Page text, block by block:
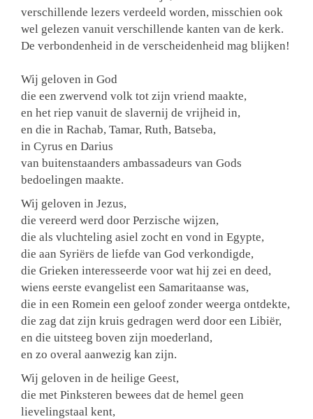
verschillende lezers verdeeld worden, misschien ook
wel gelezen vanuit verschillende kanten van de kerk.
De verbondenheid in de verscheidenheid mag blijken!
Wij geloven in God
die een zwervend volk tot zijn vriend maakte,
en het riep vanuit de slavernij de vrijheid in,
en die in Rachab, Tamar, Ruth, Batseba,
in Cyrus en Darius
van buitenstaanders ambassadeurs van Gods
bedoelingen maakte.
Wij geloven in Jezus,
die vereerd werd door Perzische wijzen,
die als vluchteling asiel zocht en vond in Egypte,
die aan Syriërs de liefde van God verkondigde,
die Grieken interesseerde voor wat hij zei en deed,
wiens eerste evangelist een Samaritaanse was,
die in een Romein een geloof zonder weerga ontdekte,
die zag dat zijn kruis gedragen werd door een Libiër,
en die uitsteeg boven zijn moederland,
en zo overal aanwezig kan zijn.
Wij geloven in de heilige Geest,
die met Pinksteren bewees dat de hemel geen
lievelingstaal kent,